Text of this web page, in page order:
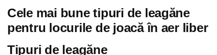
Cele mai bune tipuri de leagăne
pentru locurile de joacă în aer liber
Tipuri de leagăne